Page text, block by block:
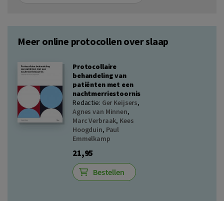
Meer online protocollen over slaap
Protocollaire
behandeling van
patiënten met een
nachtmerriestoornis
Redactie: Ger Keijsers,
Agnes van Minnen,
Marc Verbraak, Kees
Hoogduin, Paul
Emmelkamp
21,95
Bestellen